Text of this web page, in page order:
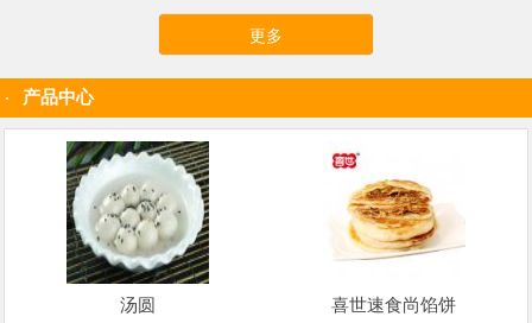
更多
产品中心
汤圆 喜世速食尚馅饼